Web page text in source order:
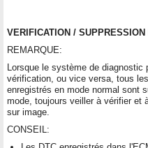
VERIFICATION / SUPPRESSION
REMARQUE:
Lorsque le système de diagnostic
vérification, ou vice versa, tous
enregistrés en mode normal sont
mode, toujours veiller à vérifier et
sur image.
CONSEIL: